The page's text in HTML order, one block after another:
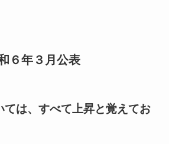
６年３月公表
は、 すべて上昇と覚えてお